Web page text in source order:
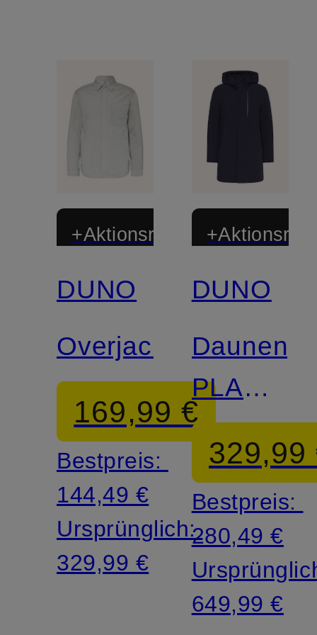
+Aktionsrabatt
DUNO
Overjacket
169,99 €
Bestpreis:
144,49 €
Ursprünglich:
329,99 €
DUNO
PLANET
TORANO
329,99
Bestpreis:
280,49 €
649,99 €